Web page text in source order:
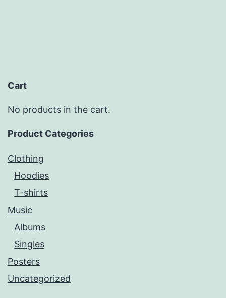
Cart
No products in the cart.
Product Categories
Clothing
Hoodies
T-shirts
Music
Albums
Singles
Posters
Uncategorized